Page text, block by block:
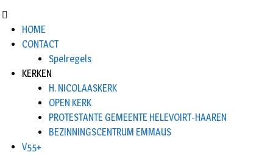
HOME
CONTACT
Spelregels
KERKEN
H. NICOLAASKERK
OPEN KERK
PROTESTANTE GEMEENTE HELEVOIRT-HAAREN
BEZINNINGSCENTRUM EMMAUS
V55+